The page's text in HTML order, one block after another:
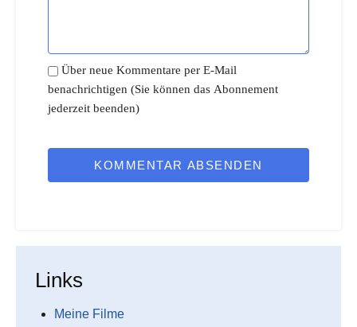
Über neue Kommentare per E-Mail
benachrichtigen (Sie können das Abonnement
jederzeit beenden)
KOMMENTAR ABSENDEN
Links
Meine Filme